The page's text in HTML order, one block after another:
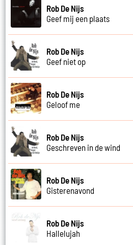
Rob De Nijs
Geef mij een plaats
Rob De Nijs
Geef niet op
Rob De Nijs
Geloof me
Rob De Nijs
Geschreven in de wind
Rob De Nijs
Gisterenavond
Rob De Nijs
Hallelujah